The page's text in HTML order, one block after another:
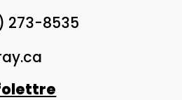
273-8535